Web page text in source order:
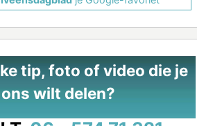
tip, foto of video die je
wilt delen?